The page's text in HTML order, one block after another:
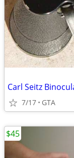
Carl Seitz
7/17 GTA
$45